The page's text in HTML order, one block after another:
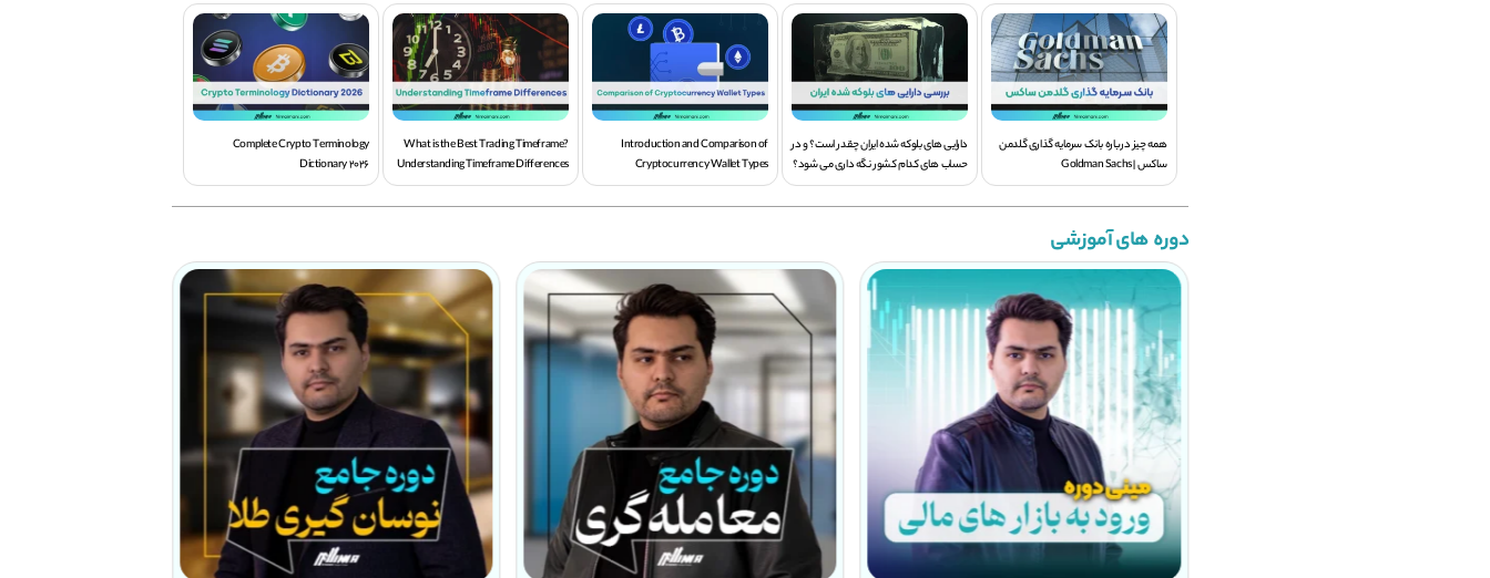
همه چیز درباره بانک سرمایه گذاری گلدمن
ساکس | Goldman Sachs
دارایی های بلوکه شده ایران چقدر است؟ و در
حساب های کدام کشور نگه داری می شود؟
Introduction and Comparison of
Cryptocurrency Wallet Types
What is the Best Trading Timeframe?
Understanding Timeframe Differences
Complete Crypto Terminology
Dictionary 2026
دوره های آموزشی